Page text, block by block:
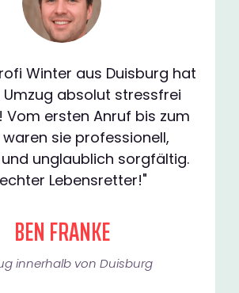
Winter aus Duisburg hat
Umzug absolut stressfrei
ersten Anruf bis zum
waren sie professionell,
unglaublich sorgfältig.
Lebensretter!"
BEN FRANKE
innerhalb von Duisburg​